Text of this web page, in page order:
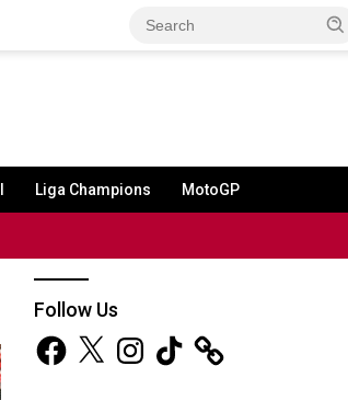
Liga Champions MotoGP
Follow Us
Facebook
X InstagramTikTok